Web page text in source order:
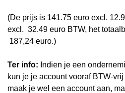
(De prijs is 141.75 euro excl.
excl. 32.49 euro BTW, het
187,24 euro.)
Ter info: Indien je een
kun je je account vooraf BTW-
maak je wel een account aan,